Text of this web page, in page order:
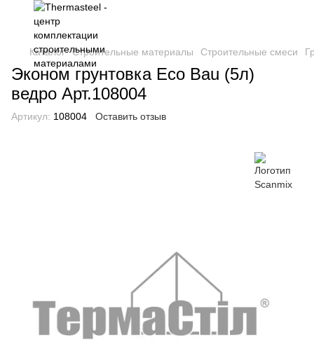
Каталог Строительные материалы Строительные смеси
Эконом грунтовка Eco Bau (5л)
ведро Арт.108004
Артикул: 108004 Оставить отзыв